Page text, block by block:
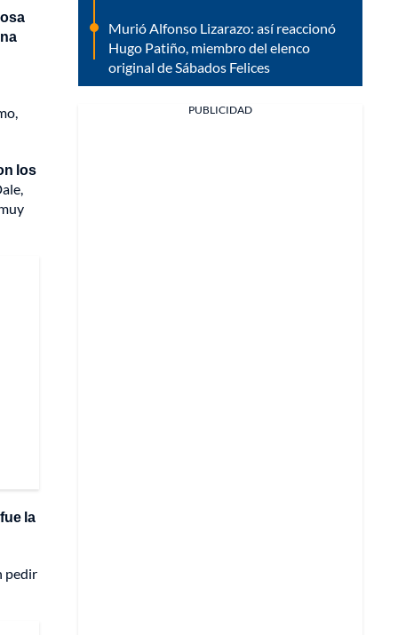
los
la
pedir
Murió Alfonso Lizarazo: así reaccionó
Hugo Patiño, miembro del elenco
original de Sábados Felices
PUBLICIDAD